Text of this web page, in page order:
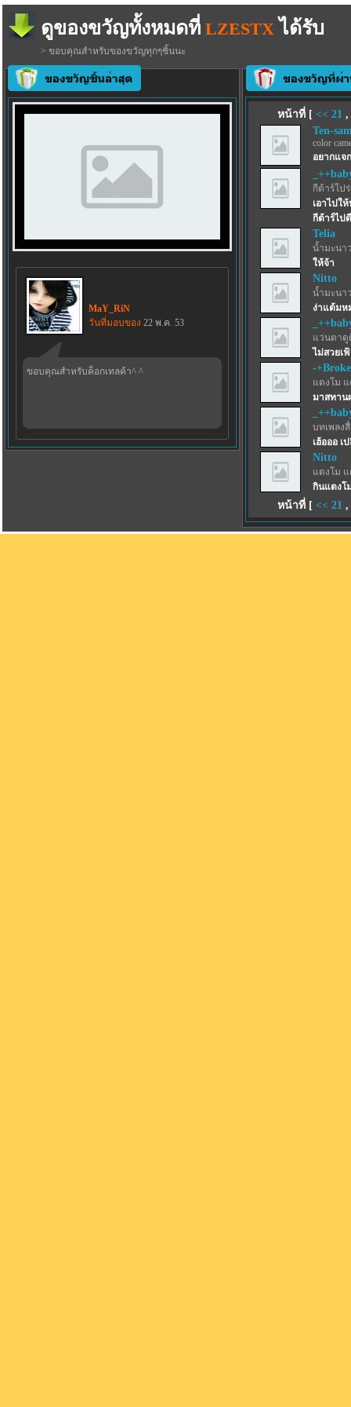
ดูของขวัญทั้งหมดที่ LZESTX ได้รับ
> ขอบคุณสำหรับของขวัญทุกๆชิ้นนะ
MaY_RiN
วันที่มอบของ 22 พ.ค. 53
ขอบคุณสำหรับค็อกเทลค้า^ ^
หน้าที่ [ << 21 ,
Ten-
color
อยากแจ
กีต้าร์โป
เอาไปใ
กีต้าร์ไป
Telia
น้ำมะนา
ให้จ้า
Nitto
น้ำมะนา
ง่าแต้มห
แว่นตาดู
ไม่สวยเ
-
แตงโม
มาสทาน
บทเพลง
เฮ้อออ เ
Nitto
แตงโม
กินแตงโ
หน้าที่ [ << 21 ,